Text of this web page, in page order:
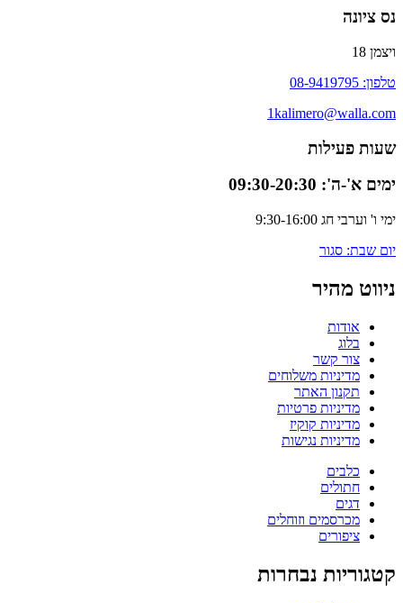
נס ציונה
ויצמן 18
טלפון: 08-9419795
1kalimero@walla.com
שעות פעילות
ימים א'-ה': 09:30-20:30
ימי ו' וערבי חג 9:30-16:00
יום שבת: סגור
ניווט מהיר
אודות
בלוג
צור קשר
מדיניות משלוחים
תקנון האתר
מדיניות פרטיות
מדיניות קוקיז
מדיניות נגישות
כלבים
חתולים
דגים
מכרסמים וזוחלים
ציפורים
קטגוריות נבחרות